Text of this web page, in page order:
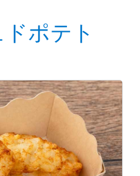
ポテト